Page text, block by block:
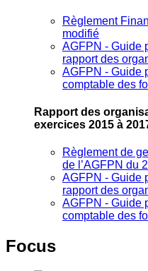
Règlement
modifié
AGFPN ‐ Guide
rapport des
AGFPN ‐ Guide
comptable des
Rapport des
exercices 2015 à
Règlement de
de l’AGFPN du
AGFPN ‐ Guide
rapport des
AGFPN ‐ Guide
comptable des
Focus